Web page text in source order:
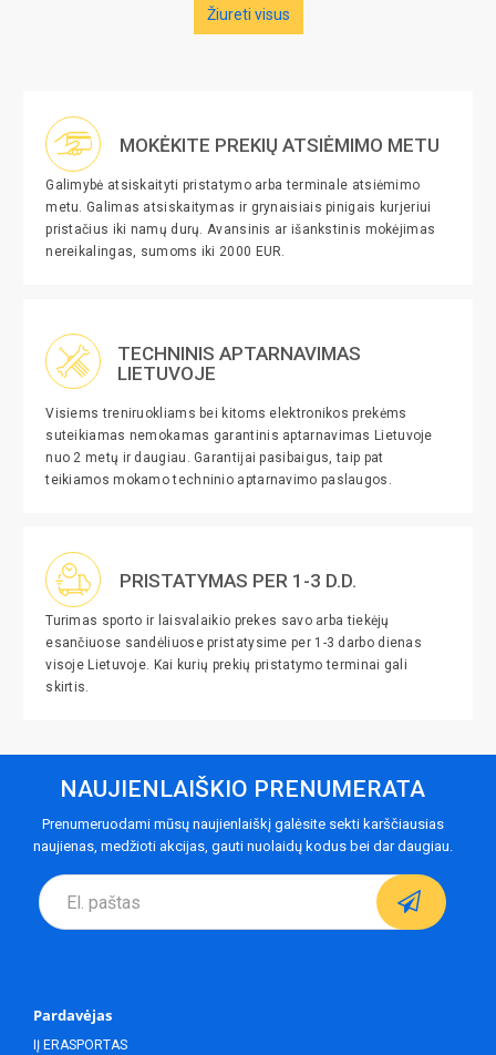
Žiureti visus
MOKĖKITE PREKIŲ ATSIĖMIMO METU
Galimybė atsiskaityti pristatymo arba terminale atsiėmimo
metu. Galimas atsiskaitymas ir grynaisiais pinigais kurjeriui
pristačius iki namų durų. Avansinis ar išankstinis mokėjimas
nereikalingas, sumoms iki 2000 EUR.
TECHNINIS APTARNAVIMAS
LIETUVOJE
Visiems treniruokliams bei kitoms elektronikos prekėms
suteikiamas nemokamas garantinis aptarnavimas Lietuvoje
nuo 2 metų ir daugiau. Garantijai pasibaigus, taip pat
teikiamos mokamo techninio aptarnavimo paslaugos.
PRISTATYMAS PER 1-3 D.D.
Turimas sporto ir laisvalaikio prekes savo arba tiekėjų
esančiuose sandėliuose pristatysime per 1-3 darbo dienas
visoje Lietuvoje. Kai kurių prekių pristatymo terminai gali
skirtis.
NAUJIENLAIŠKIO PRENUMERATA
Prenumeruodami mūsų naujienlaiškį galėsite sekti karščiausias
naujienas, medžioti akcijas, gauti nuolaidų kodus bei dar daugiau.
Pardavėjas
IĮ ERASPORTAS